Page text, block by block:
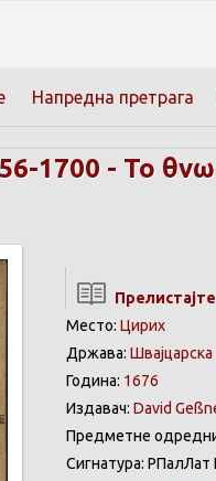
Напредна претрага
1700 - Το
Прелистајте
Место: Цирих
Држава: Швајцарска
Година: 1676
Издавач: David
Предметне
Сигнатура: РПалЛат